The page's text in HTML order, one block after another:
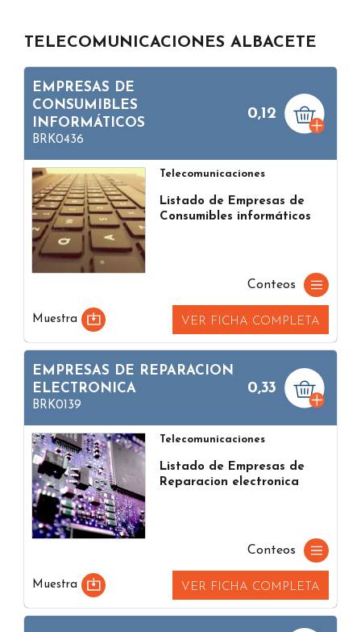
TELECOMUNICACIONES ALBACETE
EMPRESAS DE
CONSUMIBLES
INFORMÁTICOS
BRK0436
0,12
Telecomunicaciones
Listado de Empresas de
Consumibles informáticos
Conteos
Muestra VER FICHA COMPLETA
EMPRESAS DE REPARACION
ELECTRONICA
BRK0139
0,33
Telecomunicaciones
Listado de Empresas de
Reparacion electronica
Conteos
Muestra VER FICHA COMPLETA